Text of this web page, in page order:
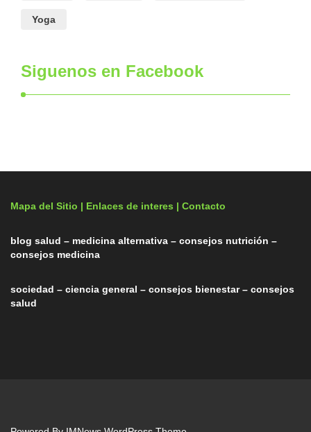
Yoga
Siguenos en Facebook
Mapa del Sitio | Enlaces de interes | Contacto
blog salud – medicina alternativa – consejos nutrición –
consejos medicina
sociedad – ciencia general – consejos bienestar – consejos
salud